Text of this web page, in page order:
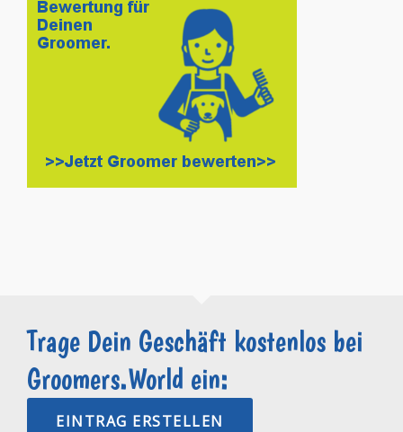
Trage Dein Geschäft kostenlos bei
Groomers.World ein:
EINTRAG ERSTELLEN